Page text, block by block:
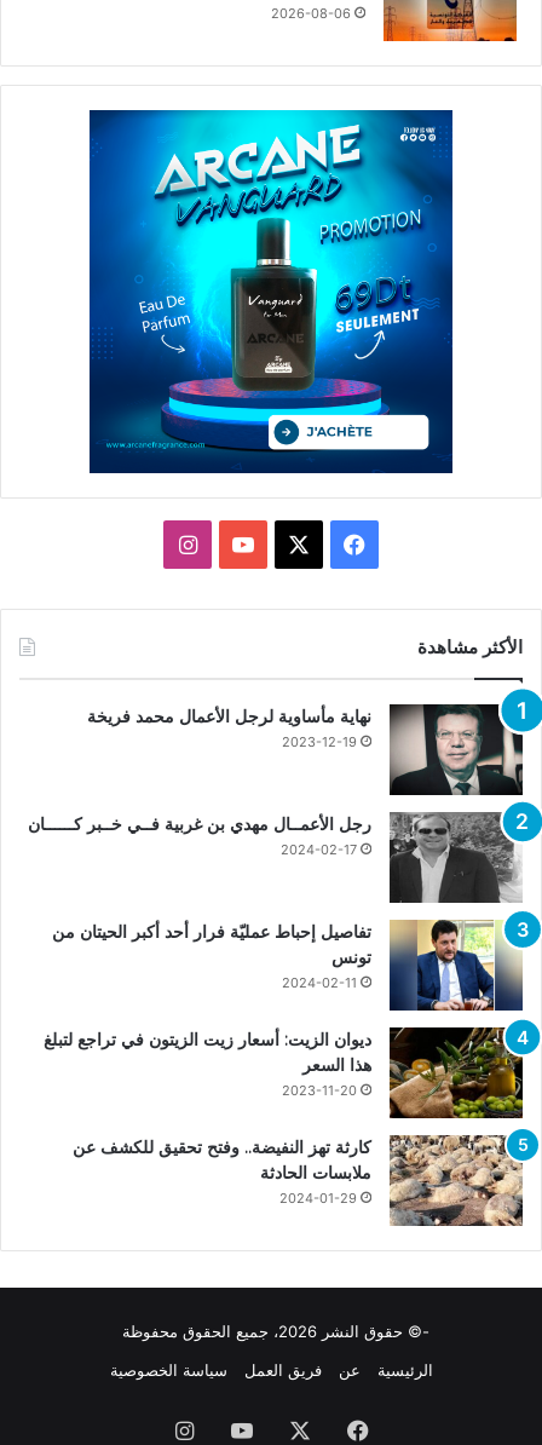
2026-08-06
فيسبوك يوتيوبانستقرام
الأكثر مشاهدة
نهاية مأساوية لرجل الأعمال محمد فريخة
2023-12-19
رجل الأعمــال مهدي بن غربية فــي خــبر كــــــان
2024-02-17
تفاصيل إحباط عمليّة فرار أحد أكبر الحيتان من
تونس
2024-02-11
ديوان الزيت: أسعار زيت الزيتون في تراجع لتبلغ
هذا السعر
2023-11-20
كارثة تهز النفيضة.. وفتح تحقيق للكشف عن
ملابسات الحادثة
2024-01-29
-© حقوق النشر 2026، جميع الحقوق محفوظة
الرئيسية
عن فريق العمل سياسة الخصوصية
فيسبوك يوتيوبانستقرام